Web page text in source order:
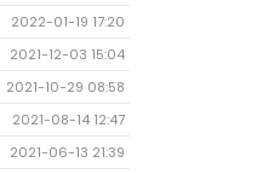
2022-01-19 17:20
2021-12-03 15:04
2021-10-29 08:58
2021-08-14 12:47
2021-06-13 21:39